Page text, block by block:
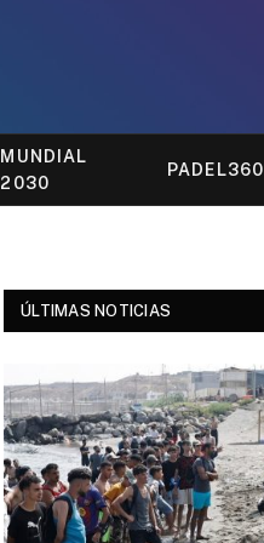
MUNDIAL
2030
PADEL360
ÚLTIMAS NOTICIAS